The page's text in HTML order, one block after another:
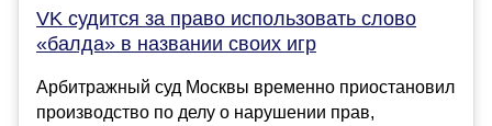
VK судится за право использовать слово
«балда» в названии своих игр
Арбитражный суд Москвы временно приостановил
производство по делу о нарушении прав,